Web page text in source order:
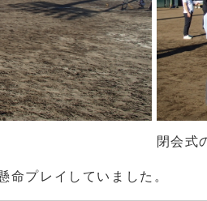
閉会式
命プレイしていました。